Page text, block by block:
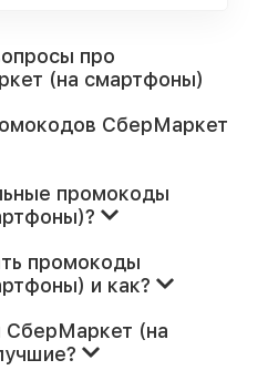
про
(на смартфоны)
СберМаркет
промокоды
промокоды
и как?
СберМаркет (на